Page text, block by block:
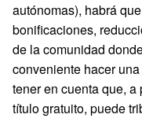
autónomas), habrá
bonificaciones,
de la comunidad
conveniente hacer
tener en cuenta que,
título gratuito, puede